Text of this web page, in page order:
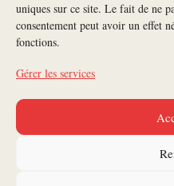
uniques sur ce site. Le fait de ne
consentement peut avoir un effet
fonctions.
Gérer les services